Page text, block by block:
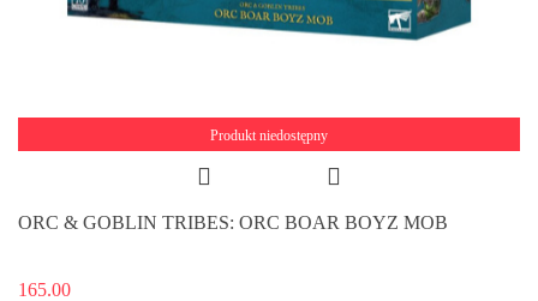
Produkt niedostępny
ORC & GOBLIN TRIBES: ORC BOAR BOYZ MOB
165.00